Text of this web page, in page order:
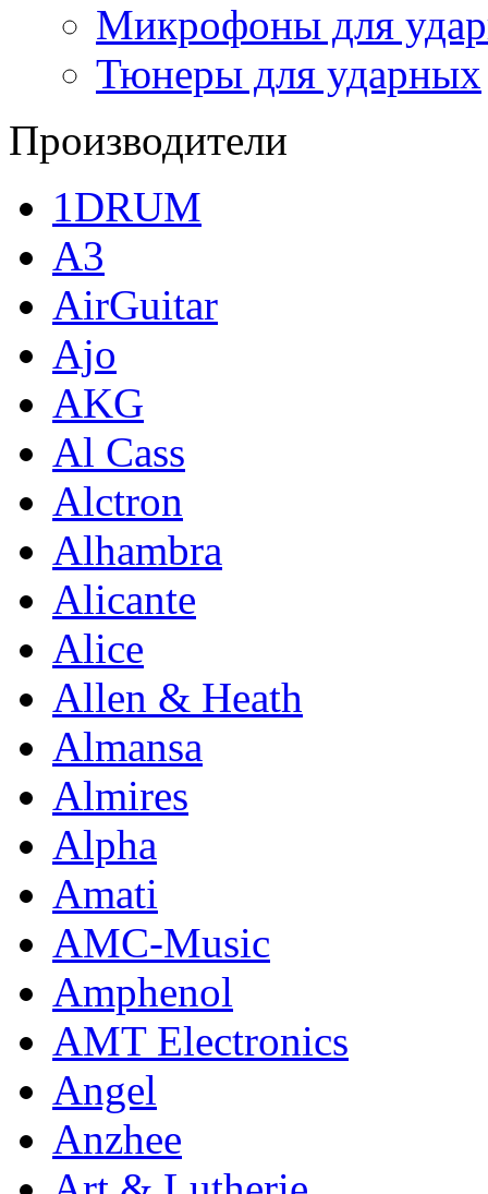
Микрофоны для
Тюнеры для ударных
Производители
1DRUM
A3
AirGuitar
Ajo
AKG
Al Cass
Alctron
Alhambra
Alicante
Alice
Allen & Heath
Almansa
Almires
Alpha
Amati
AMC-Music
Amphenol
AMT Electronics
Angel
Anzhee